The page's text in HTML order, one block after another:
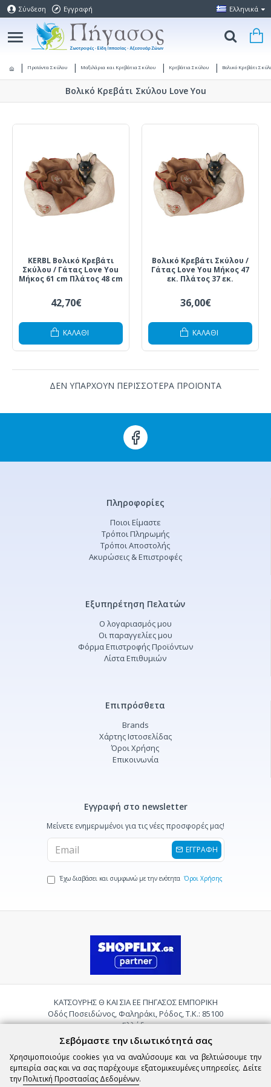
Σύνδεση Εγγραφή Ελληνικά
Προϊόντα Σκύλου Μαξιλάρια και Κρεβάτια Σκύλου Κρεβάτια Σκύλου Βολικό Κρεβάτι
Βολικό Κρεβάτι Σκύλου Love Υou
KERBL Βολικό Κρεβάτι
Σκύλου / Γάτας Love Υou
Μήκος 61 cm Πλάτος 48 cm
42,70€
ΚΑΛΆΘΙ
Βολικό Κρεβάτι Σκύλου /
Γάτας Love Υou Μήκος 47
εκ. Πλάτος 37 εκ.
36,00€
ΚΑΛΆΘΙ
ΔΕΝ ΥΠΑΡΧΟΥΝ ΠΕΡΙΣΣΟΤΕΡΑ ΠΡΟΪΟΝΤΑ
Πληροφορίες
Ποιοι Είμαστε
Τρόποι Πληρωμής
Τρόποι Αποστολής
Ακυρώσεις & Επιστροφές
Εξυπηρέτηση Πελατών
Ο λογαριασμός μου
Οι παραγγελίες μου
Φόρμα Επιστροφής Προϊόντων
Λίστα Επιθυμιών
Επιπρόσθετα
Brands
Χάρτης Ιστοσελίδας
Όροι Χρήσης
Επικοινωνία
Εγγραφή στο newsletter
Μείνετε ενημερωμένοι για τις νέες προσφορές μας!
ΕΓΓΡΑΦΗ
Έχω διαβάσει και συμφωνώ με την ενότητα Όροι Χρήσης
ΚΑΤΣΟΥΡΗΣ Θ ΚΑΙ ΣΙΑ ΕΕ ΠΗΓΑΣΟΣ ΕΜΠΟΡΙΚΗ
Οδός Ποσειδώνος, Φαληράκι, Ρόδος, Τ.Κ.: 85100
Ελλάδα
Τηλ.:2241085059
Email:
pigasosemporiki@gmail.com
Σεβόμαστε την ιδιωτικότητά σας
Χρησιμοποιούμε cookies για να αναλύσουμε και να βελτιώσουμε την
εμπειρία σας και να σας παρέχουμε εξατομικευμένες υπηρεσίες. Δείτε
την Πολιτική Προστασίας Δεδομένων.